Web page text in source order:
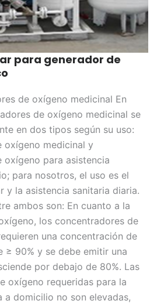
para generador de
de oxígeno medicinal En
de oxígeno medicinal se
en dos tipos según su uso:
oxígeno medicinal y
oxígeno para asistencia
para nosotros, el uso es el
y la asistencia sanitaria diaria.
ambos son: En cuanto a la
los concentradores de
una concentración de
≥ 90% y se debe emitir una
por debajo de 80%. Las
oxígeno requeridas para la
a domicilio no son elevadas,